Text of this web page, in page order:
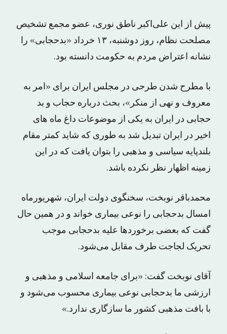
پیش از این علی‌اکبر ناطق نوری، عضو مجمع تشخیص
مصلحت نظام، روز دوشنبه، ۱۳ خرداد «بدحجابی» را
نشانه اعتراض مردم به حکومت دانسته بود.
با مطرح شدن طرحی در مجلس ایران برای «امر به
معروف و نهی از منکر»، بحث درباره حجاب و بد
حجابی در ایران به یکی از موضوعات داغ ماه های
اخیر در ایران تبدیل شد به طوری که شاید کمتر مقام
بلندپایه سیاسی و مذهبی را بتوان یافت که در این
زمینه اظهار نظر نکرده باشد.
محمدباقر نوبخت، سخنگوی دولت ایران، شهریورماه
امسال بدحجابی را نوعی بیماری خواند و در همین حال
گفت که بعضی برخوردها علیه بدحجابی موجب
تحریک لجاجت طرف مقابل می‌شود.
آقای نوبخت گفت: «برای جامعه اسلامی و مذهبی و
ارزشی ما بدحجابی نوعی بیماری محسوب می‌شود و
با بافت مذهبی کشور ما سازگاری ندارد.»